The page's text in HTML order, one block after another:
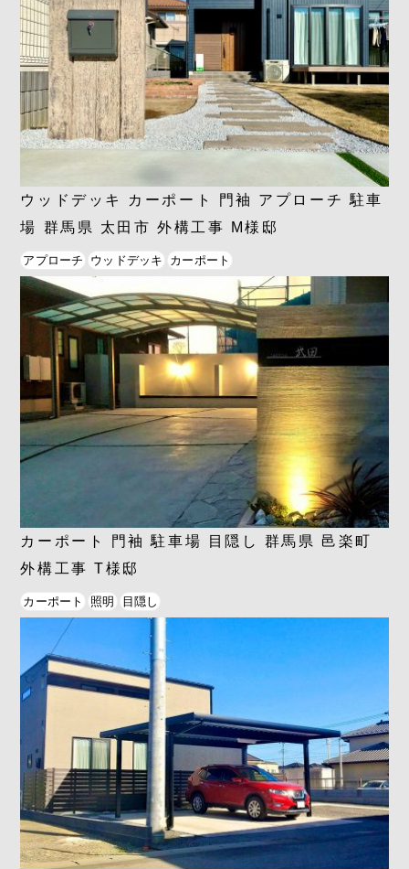
ウッドデッキ カーポート 門袖 アプローチ 駐車
場 群馬県 太田市 外構工事 M様邸
アプローチ ウッドデッキ カーポート
カーポート 門袖 駐車場 目隠し 群馬県 邑楽町
外構工事 T様邸
カーポート 照明 目隠し